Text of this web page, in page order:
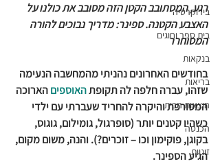
בירוקרטיה
בית ספר וחוגים
בנקאות
בריאות
הוצאות הבית
הכנסה
זוגיות
רגע, המסתובב הקטן הזה מסובב את כולנו על
האצבע הקטנה. ספינר: מדריך נבוכים להורה
המסוחרר
בחודשים האחרונים נהניתי מהמחשבה הנעימה
שזהו, עברה חלפה לה תקופת האוספים הארוכה
המטורפת והיקרה להחריד שעברתי עם ילדי
כשהיו קטנים יותר (סופרגול, גומילום, גוגוס,
בקוגן, פוקימון וכו – זוכרים?). והנה, משום מקום,
הגיע הספינר.